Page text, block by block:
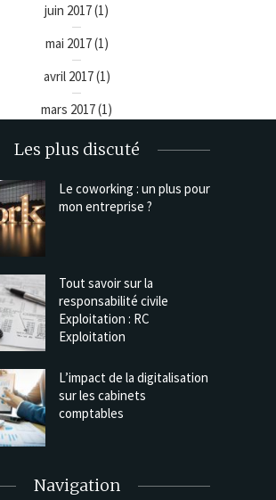
juin 2017(1)
mai 2017(1)
avril 2017(1)
mars 2017(1)
Les plus discuté
Le coworking : un plus pour
mon entreprise ?
Tout savoir sur la
responsabilité civile
Exploitation : RC
Exploitation
L’impact de la digitalisation
sur les cabinets
comptables
Navigation